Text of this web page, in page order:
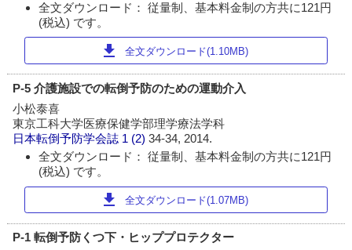
全文ダウンロード： 従量制、基本料金制の方共に121円
(税込) です。
download 全文ダウンロード(1.10MB)
P-5 介護施設での転倒予防のための運動介入
小松泰喜
東京工科大学医療保健学部理学療法学科
日本転倒予防学会誌 1 (2)34-34, 2014.
全文ダウンロード： 従量制、基本料金制の方共に121円
(税込) です。
download 全文ダウンロード(1.07MB)
P-1 転倒予防くつ下・ヒッププロテクター